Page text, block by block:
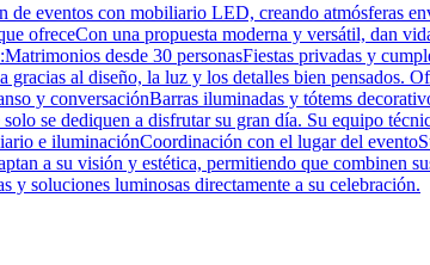
eventos con mobiliario LED, creando atmósferas
ofreceCon una propuesta moderna y versátil, dan
desde 30 personasFiestas privadas y
al diseño, la luz y los detalles bien pensados.
y conversaciónBarras iluminadas y tótems
se dediquen a disfrutar su gran día. Su equipo
e iluminaciónCoordinación con el lugar del
a su visión y estética, permitiendo que combinen
y soluciones luminosas directamente a su celebración.